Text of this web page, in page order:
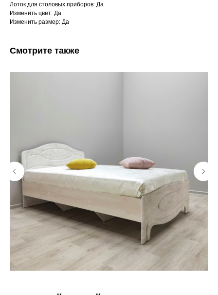
Лоток для столовых приборов: Да
Изменить цвет: Да
Изменить размер: Да
Смотрите также